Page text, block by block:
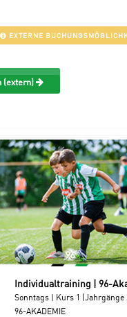
EXTERNE
(extern)
Individualtraining | 96-
Sonntags | Kurs 1 (Jahrgänge
96-AKADEMIE